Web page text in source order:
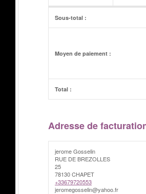
Sous-total :
Moyen de paiement :
Total :
Adresse de
jerome Gosselin
RUE DE BREZOLLES
25
78130 CHAPET
+33679720553
jeromegosselin@yahoo.fr